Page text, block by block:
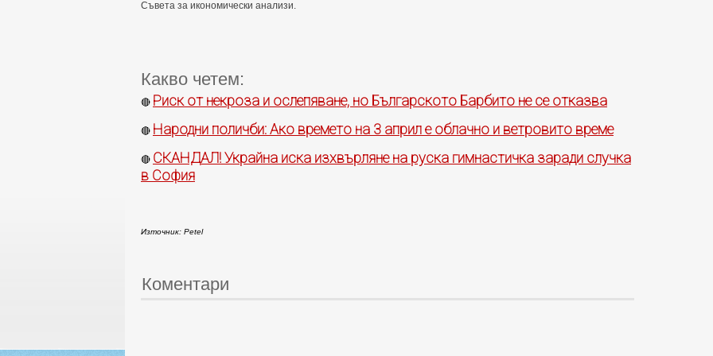
Съвета за икономически анализи.
Какво четем:
🔴 Риск от некроза и ослепяване, но Българското Барбито не се отказва
🔴 Народни поличби: Ако времето на 3 април е облачно и ветровито време
🔴 СКАНДАЛ! Украйна иска изхвърляне на руска гимнастичка заради случка
в София
Източник: Petel
Коментари